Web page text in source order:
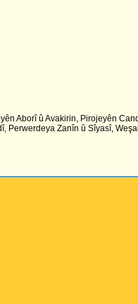
Aborî û Avakirin, Pirojeyên
Perwerdeya Zanîn û Sîyasî,